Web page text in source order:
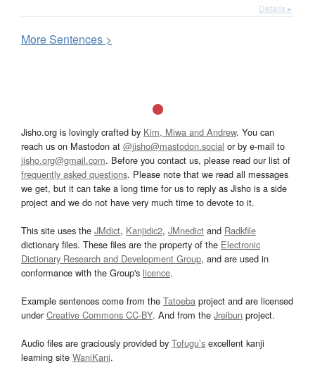
Details ▸
MoreSentences >
Jisho.org is lovingly crafted by Kim, Miwa and Andrew. You can
reach us on Mastodon at @jisho@mastodon.social or by e-mail to
jisho.org@gmail.com. Before you contact us, please read our list of
frequently asked questions. Please note that we read all messages
we get, but it can take a long time for us to reply as Jisho is a side
project and we do not have very much time to devote to it.
This site uses the JMdict, Kanjidic2, JMnedict and Radkfile
dictionary files. These files are the property of the Electronic
Dictionary Research and Development Group, and are used in
conformance with the Group's licence.
Example sentences come from the Tatoeba project and are licensed
underCreative Commons CC-BY. And from the Jreibun project.
Audio files are graciously provided by Tofugu’s excellent kanji
learning site WaniKani.